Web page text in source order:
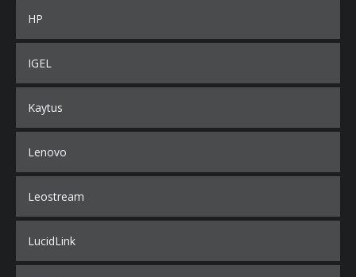
HP
IGEL
Kaytus
Lenovo
Leostream
LucidLink